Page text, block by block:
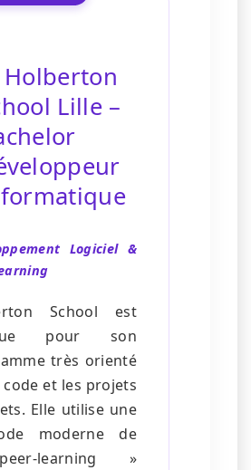
Holberton
Lille –
Logiciel &
School est
pour son
très orienté
et les projets
Elle utilise une
moderne de
learning »